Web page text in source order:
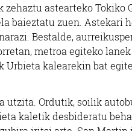
astearteko Tokiko
baieztatu zuen. Astekari
Bestalde,
metroa egiteko
Urbieta kalearekin bat
utzita. Ordutik, soilik
kaletik desbideratu